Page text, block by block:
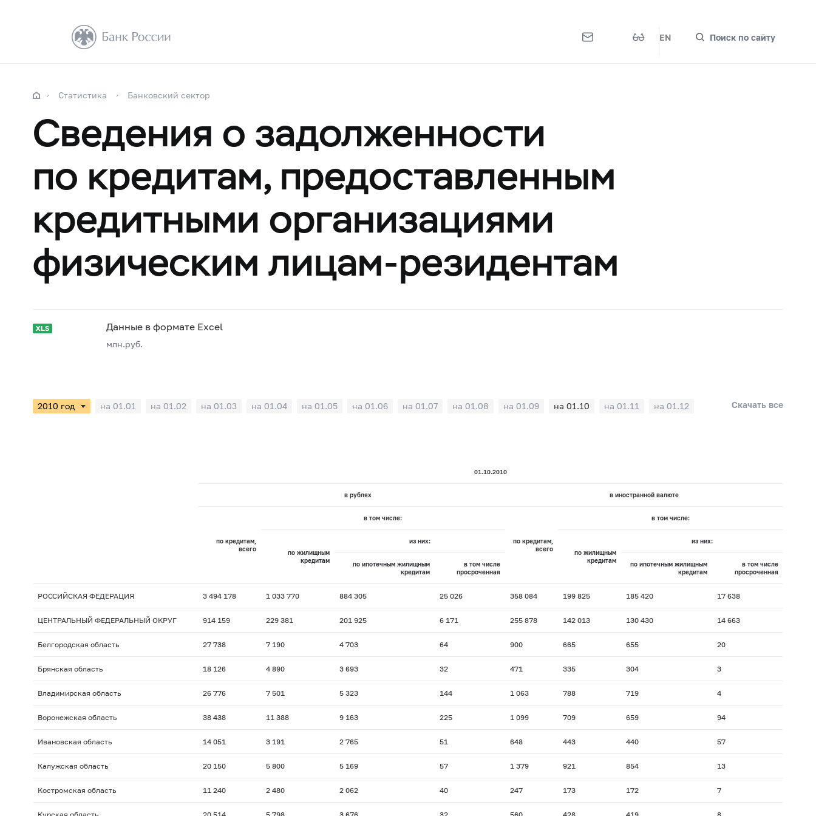
EN Поиск по сайту
Статистика Банковский сектор
Сведения о задолженности
по кредитам, предоставленным
кредитными организациями
физическим лицам-резидентам
Данные в формате Excel
млн.руб.
на 01.01 на 01.02 на 01.03 на 01.04 на 01.05 на 01.06 на 01.07 на 01.08 на 01.09 на 01.10 на 01.11 на 01.12 Скачать все
01.10.2010
в рублях в иностранной валюте
по кредитам,
всего
в том числе:
по кредитам,
всего
в том числе:
по жилищным
кредитам
из них:
по жилищным
кредитам
из них:
по ипотечным жилищным
кредитам
в том числе
просроченная
по ипотечным жилищным
кредитам
в том числе
просроченная
РОССИЙСКАЯ ФЕДЕРАЦИЯ 3 494 178 1 033 770 884 305 25 026 358 084 199 825 185 420 17 638
ЦЕНТРАЛЬНЫЙ ФЕДЕРАЛЬНЫЙ ОКРУГ 914 159 229 381 201 925 6 171 255 878 142 013 130 430 14 663
Белгородская область 27 738 7 190 4 703 64 900 665 655 20
Брянская область 18 126 4 890 3 693 32 471 335 304 3
Владимирская область 26 776 7 501 5 323 144 1 063 788 719 4
Воронежская область 38 438 11 388 9 163 225 1 099 709 659 94
Ивановская область 14 051 3 191 2 765 51 648 443 440 57
Калужская область 20 150 5 800 5 169 57 1 379 921 854 13
Костромская область 11 240 2 480 2 062 40 247 173 172 7